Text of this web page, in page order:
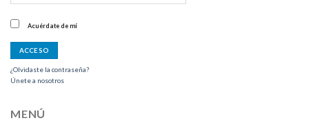
Acuérdate de mí
¿Olvidaste la contraseña?
Únete a nosotros
MENÚ